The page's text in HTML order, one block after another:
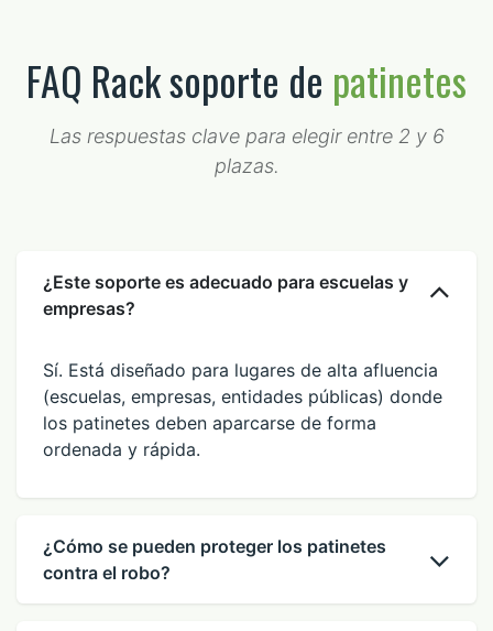
FAQ Rack soporte de patinetes
Las respuestas clave para elegir entre 2 y 6
plazas.
¿Este soporte es adecuado para escuelas y
empresas?
Sí. Está diseñado para lugares de alta afluencia
(escuelas, empresas, entidades públicas) donde
los patinetes deben aparcarse de forma
ordenada y rápida.
¿Cómo se pueden proteger los patinetes
contra el robo?